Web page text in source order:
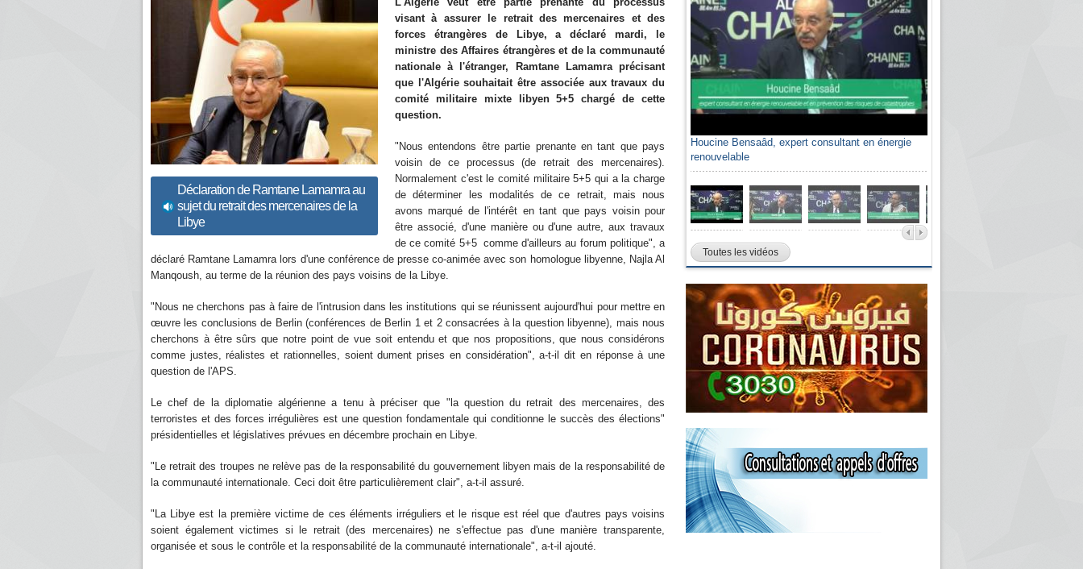
Déclaration de Ramtane Lamamra au
sujet du retrait des mercenaires de la
Libye
visant à assurer le retrait des mercenaires et des
forces étrangères de Libye, a déclaré mardi, le
ministre des Affaires étrangères et de la communauté
nationale à l'étranger, Ramtane Lamamra précisant
que l'Algérie souhaitait être associée aux travaux du
comité militaire mixte libyen 5+5 chargé de cette
question.
"Nous entendons être partie prenante en tant que pays
voisin de ce processus (de retrait des mercenaires).
Normalement c'est le comité militaire 5+5 qui a la charge
de déterminer les modalités de ce retrait, mais nous
avons marqué de l'intérêt en tant que pays voisin pour
être associé, d'une manière ou d'une autre, aux travaux
de ce comité 5+5 comme d'ailleurs au forum politique", a
déclaré Ramtane Lamamra lors d'une conférence de presse co-animée avec son homologue libyenne, Najla Al
Manqoush, au terme de la réunion des pays voisins de la Libye.
"Nous ne cherchons pas à faire de l'intrusion dans les institutions qui se réunissent aujourd'hui pour mettre en
œuvre les conclusions de Berlin (conférences de Berlin 1 et 2 consacrées à la question libyenne), mais nous
cherchons à être sûrs que notre point de vue soit entendu et que nos propositions, que nous considérons
comme justes, réalistes et rationnelles, soient dument prises en considération", a-t-il dit en réponse à une
question de l'APS.
Le chef de la diplomatie algérienne a tenu à préciser que "la question du retrait des mercenaires, des
terroristes et des forces irrégulières est une question fondamentale qui conditionne le succès des élections"
présidentielles et législatives prévues en décembre prochain en Libye.
"Le retrait des troupes ne relève pas de la responsabilité du gouvernement libyen mais de la responsabilité de
la communauté internationale. Ceci doit être particulièrement clair", a-t-il assuré.
"La Libye est la première victime de ces éléments irréguliers et le risque est réel que d'autres pays voisins
soient également victimes si le retrait (des mercenaires) ne s'effectue pas d'une manière transparente,
organisée et sous le contrôle et la responsabilité de la communauté internationale", a-t-il ajouté.
Houcine Bensaâd, expert consultant en énergie
renouvelable
Toutes les vidéos